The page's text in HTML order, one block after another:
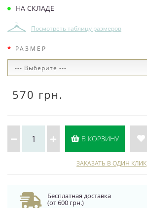
НА СКЛАДЕ
Посмотреть таблицу размеров
РАЗМЕР
570 грн.
В КОРЗИНУ
ЗАКАЗАТЬ В ОДИН КЛИК
Бесплатная доставка
(от 600 грн.)